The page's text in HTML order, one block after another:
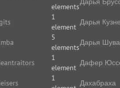
elements
1
element
5
elements
1
element
1
Дарья
Дарья
Дафер
Дахабраха